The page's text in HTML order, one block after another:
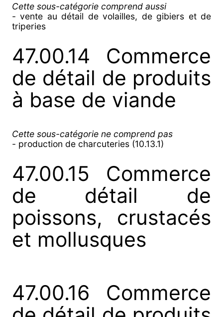
Cette sous-catégorie comprend aussi
- vente au détail de volailles, de gibiers et de
triperies
47.00.14 Commerce
de détail de produits
à base de viande
Cette sous-catégorie ne comprend pas
- production de charcuteries (10.13.1)
47.00.15 Commerce
de détail de
poissons, crustacés
et mollusques
47.00.16 Commerce